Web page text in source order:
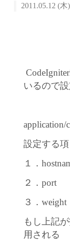
2011.05.12 (木
いるので
application/
設定する
１．
２．port
３．weight
もし上記
用される